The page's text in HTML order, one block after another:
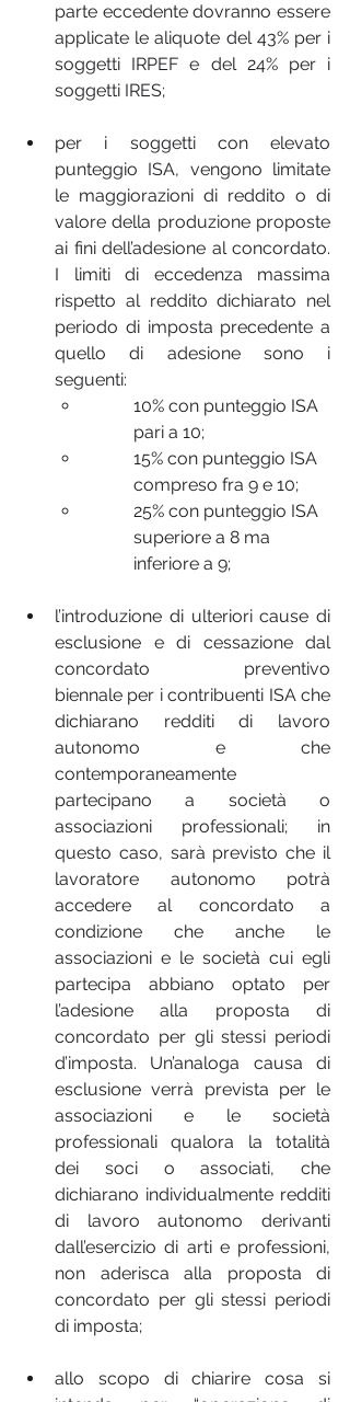
parte eccedente dovranno essere
applicate le aliquote del 43% per i
soggetti IRPEF e del 24% per i
soggetti IRES;
per i soggetti con elevato
punteggio ISA, vengono limitate
le maggiorazioni di reddito o di
valore della produzione proposte
ai fini dell’adesione al concordato.
I limiti di eccedenza massima
rispetto al reddito dichiarato nel
periodo di imposta precedente a
quello di adesione sono i
seguenti:
10% con punteggio ISA
pari a 10;
15% con punteggio ISA
compreso fra 9 e 10;
25% con punteggio ISA
superiore a 8 ma
inferiore a 9;
l’introduzione di ulteriori cause di
esclusione e di cessazione dal
concordato preventivo
biennale per i contribuenti ISA che
dichiarano redditi di lavoro
autonomo e che
contemporaneamente
partecipano a società o
associazioni professionali; in
questo caso, sarà previsto che il
lavoratore autonomo potrà
accedere al concordato a
condizione che anche le
associazioni e le società cui egli
partecipa abbiano optato per
l’adesione alla proposta di
concordato per gli stessi periodi
d’imposta. Un’analoga causa di
esclusione verrà prevista per le
associazioni e le società
professionali qualora la totalità
dei soci o associati, che
dichiarano individualmente redditi
di lavoro autonomo derivanti
dall’esercizio di arti e professioni,
non aderisca alla proposta di
concordato per gli stessi periodi
di imposta;
allo scopo di chiarire cosa si